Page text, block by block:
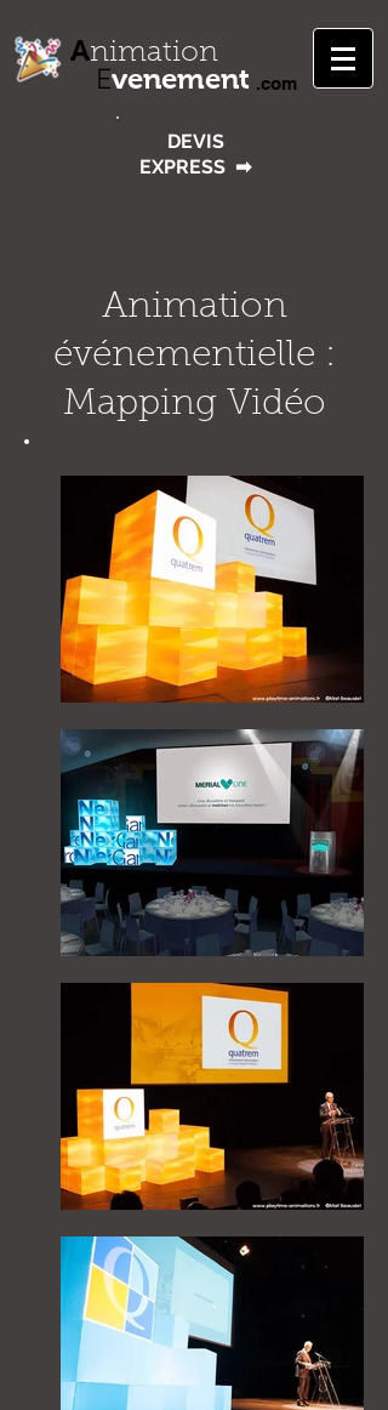
Animation
.com
Evenement
DEVIS
EXPRESS ➡
Animation
événementielle :
Mapping Vidéo